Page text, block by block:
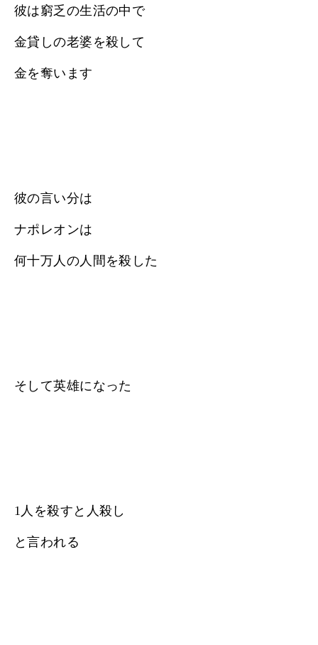
彼は窮乏の生活の中で
金貸しの老婆を殺して
金を奪います
彼の言い分は
ナポレオンは
何十万人の人間を殺した
そして英雄になった
1人を殺すと人殺し
と言われる